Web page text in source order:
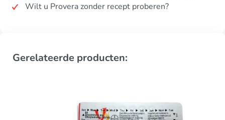
Wilt u Provera zonder recept proberen?
Gerelateerde producten: